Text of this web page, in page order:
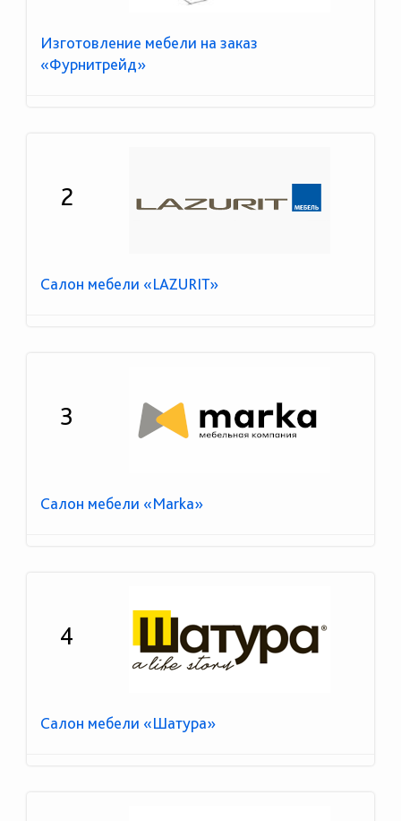
Изготовление мебели на заказ
«Фурнитрейд»
2
Салон мебели «LAZURIT»
3
Салон мебели «Marka»
4
Салон мебели «Шатура»